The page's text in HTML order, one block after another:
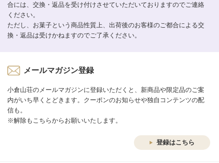
合には、交換・返品を受け付けさせていただいておりますのでご連絡
ください。
ただし、お菓子という商品性質上、出荷後のお客様のご都合による交
換・返品は受けかねますのでご了承ください。
メールマガジン登録
小倉山荘のメールマガジンに登録いただくと、新商品や限定品のご案
内がいち早くとどきます。クーポンのお知らせや独自コンテンツの配
信も。
※解除もこちらからお願いいたします。
登録はこちら